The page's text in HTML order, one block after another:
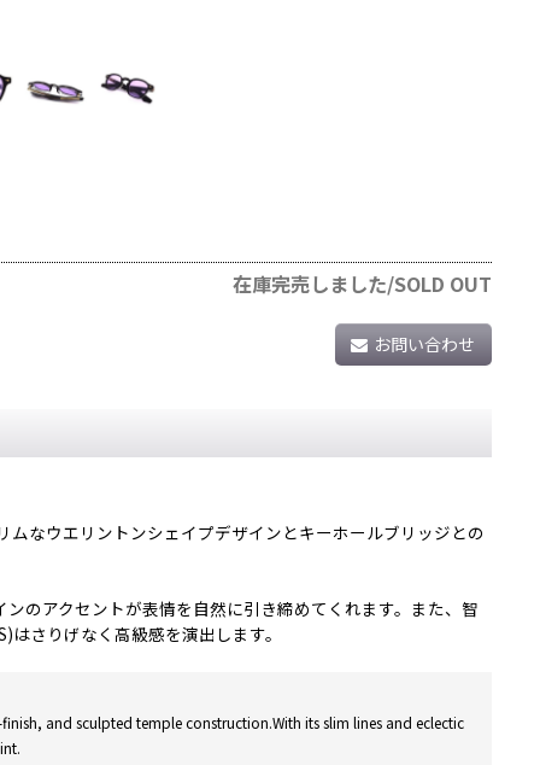
在庫完売しました/SOLD OUT
お問い合わせ
なウエリントンシェイプデザインとキーホールブリッジとの
のアクセントが表情を自然に引き締めてくれます。また、智
さりげなく高級感を演出します。
and sculpted temple construction.With its slim lines and eclectic